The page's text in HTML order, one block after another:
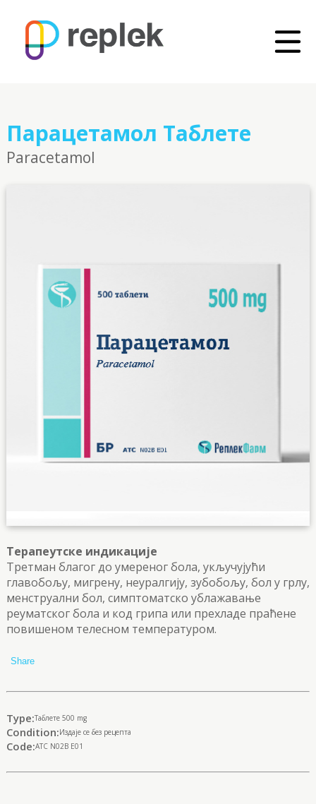
Парацетамол Таблете
Paracetamol
Терапеутске индикације
Третман благог до умереног бола, укључујући
главобољу, мигрену, неуралгију, зубобољу, бол у грлу,
менструални бол, симптоматско ублажавање
реуматског бола и код грипа или прехладе праћене
повишеном телесном температуром.
Share
Type:Tаблете 500 mg
Condition:Издаје се без рецепта
Code:ATC N02B E01